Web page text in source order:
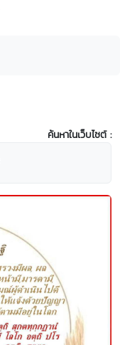
ค้นหาในเว็บไซต์ :